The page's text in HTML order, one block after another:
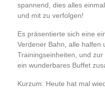
spannend, dies alles
und mit zu verfolgen!
Es präsentierte sich eine
Verdener Bahn, alle halfen
Trainingseinheiten, und
ein wunderbares Buffet
Kurzum: Heute hat mal